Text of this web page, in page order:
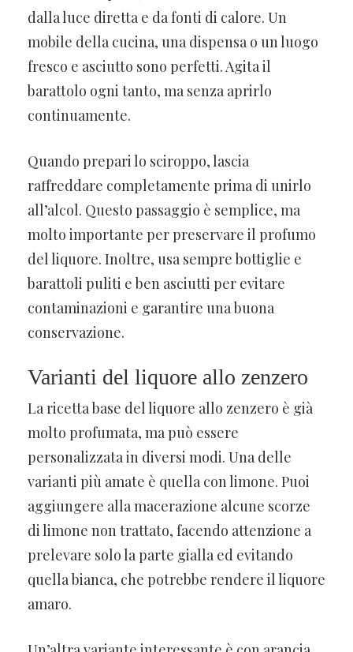
dalla luce diretta e da fonti di calore. Un
mobile della cucina, una dispensa o un luogo
fresco e asciutto sono perfetti. Agita il
barattolo ogni tanto, ma senza aprirlo
continuamente.
Quando prepari lo sciroppo, lascia
raffreddare completamente prima di unirlo
all’alcol. Questo passaggio è semplice, ma
molto importante per preservare il profumo
del liquore. Inoltre, usa sempre bottiglie e
barattoli puliti e ben asciutti per evitare
contaminazioni e garantire una buona
conservazione.
Varianti del liquore allo zenzero
La ricetta base del liquore allo zenzero è già
molto profumata, ma può essere
personalizzata in diversi modi. Una delle
varianti più amate è quella con limone. Puoi
aggiungere alla macerazione alcune scorze
di limone non trattato, facendo attenzione a
prelevare solo la parte gialla ed evitando
quella bianca, che potrebbe rendere il liquore
amaro.